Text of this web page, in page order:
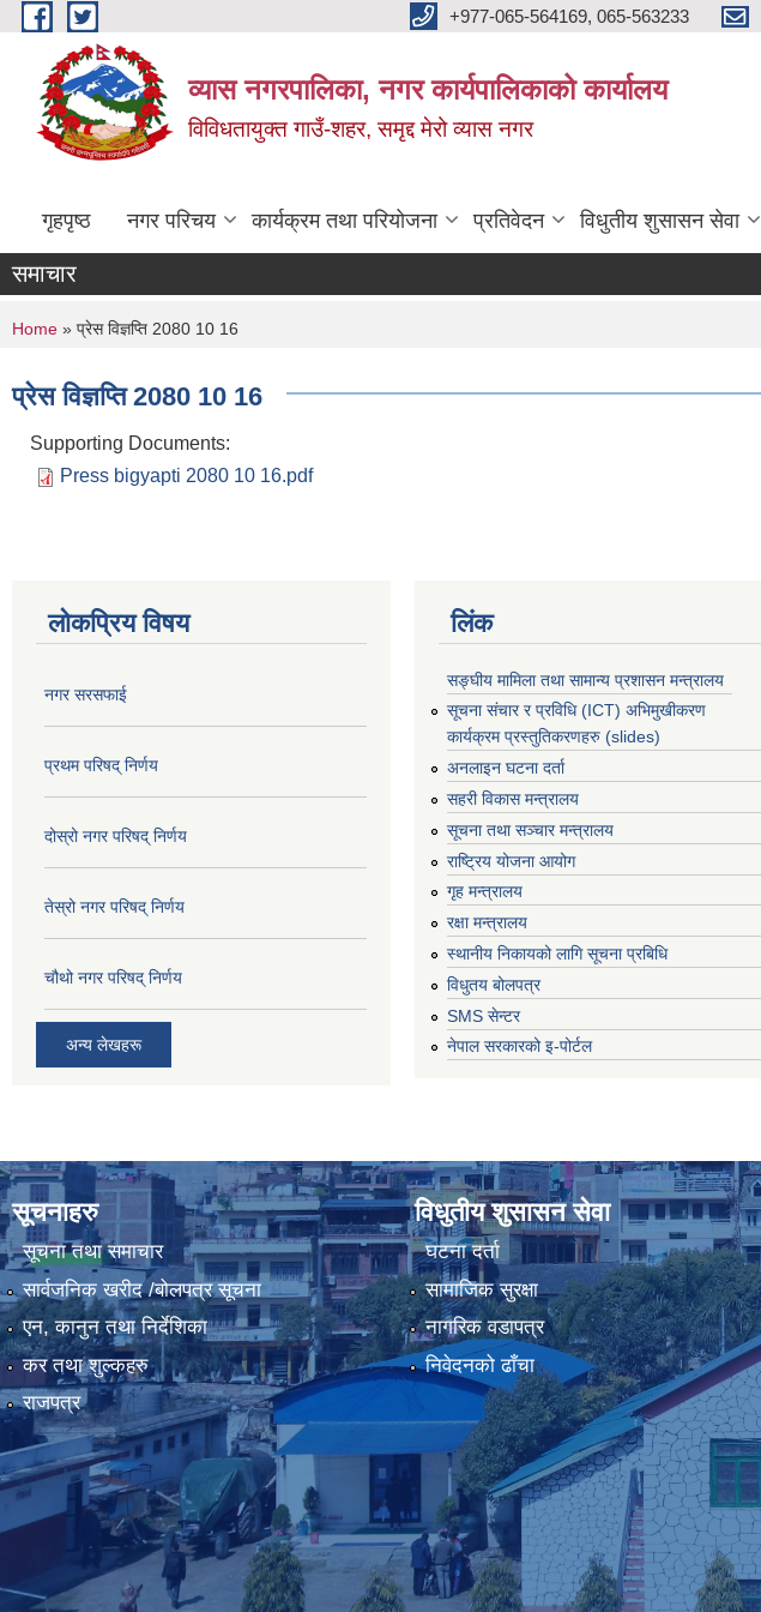
Skip to main content +977-065-564169, 065-563233
व्यास नगरपालिका, नगर कार्यपालिकाको कार्यालय
विविधतायुक्त गाउँ-शहर, समृद्द मेरो व्यास नगर
गृहपृष्ठ नगर परिचय कार्यक्रम तथा परियोजना प्रतिवेदन विधुतीय शुसासन सेवा
समाचार
You are here
Home » प्रेस विज्ञप्ति 2080 10 16
प्रेस विज्ञप्ति 2080 10 16
Supporting Documents:
Press bigyapti 2080 10 16.pdf
लोकप्रिय विषय
नगर सरसफाई
प्रथम परिषद् निर्णय
दोस्रो नगर परिषद् निर्णय
तेस्रो नगर परिषद् निर्णय
चौथो नगर परिषद् निर्णय
अन्य लेखहरू
लिंक
सङ्घीय मामिला तथा सामान्य प्रशासन मन्त्रालय
सूचना संचार र प्रविधि (ICT) अभिमुखीकरण
कार्यक्रम प्रस्तुतिकरणहरु (slides)
अनलाइन घटना दर्ता
सहरी विकास मन्त्रालय
सूचना तथा सञ्चार मन्त्रालय
राष्ट्रिय योजना आयोग
गृह मन्त्रालय
रक्षा मन्त्रालय
स्थानीय निकायको लागि सूचना प्रबिधि
विधुतय बोलपत्र
SMS सेन्टर
नेपाल सरकारको इ-पोर्टल
सूचनाहरु
सूचना तथा समाचार
सार्वजनिक खरीद /बोलपत्र सूचना
एन, कानुन तथा निर्देशिका
कर तथा शुल्कहरु
राजपत्र
विधुतीय शुसासन सेवा
घटना दर्ता
सामाजिक सुरक्षा
नागरिक वडापत्र
निवेदनको ढाँचा